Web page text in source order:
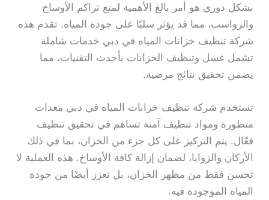
بشكل دوري هو أمر بالغ الأهمية لمنع تراكم الأوساخ
والرواسب، مما قد يؤثر سلبًا على جودة المياه. تقدم هذه
شركة تنظيف خزانات المياه في دبي خدمات شاملة
تشمل غسل وتنظيف الخزانات بأحدث التقنيات، مما
يضمن تحقيق نتائج مرضية.
تستخدم شركة تنظيف خزانات المياه في دبي معدات
متطورة ومواد تنظيف آمنة تساهم في تحقيق تنظيف
فعّال. يتم التركيز على كل جزء من الخزان، بما في ذلك
الأركان والزوايا، لضمان إزالة كافة الأوساخ. هذه العملية لا
تحسن فقط من مظهر الخزان، بل تعزز أيضًا من جودة
المياه الموجودة فيه.